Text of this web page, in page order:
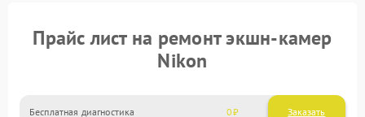
Прайс лист на ремонт экшн-камер
Nikon
Бесплатная диагностика 0 Заказать